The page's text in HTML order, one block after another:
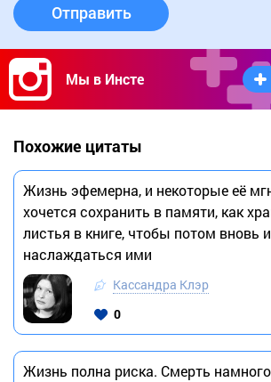
Отправить
Мы в Инсте
Похожие цитаты
Жизнь эфемерна, и некоторые её
хочется сохранить в памяти, как
листья в книге, чтобы потом вновь
наслаждаться ими
Кассандра Клэр
0
Жизнь полна риска. Смерть